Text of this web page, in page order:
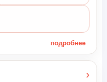
подробнее
›